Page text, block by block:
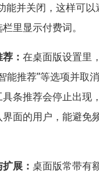
能并关闭，这样可
里显示付费词。
： 在桌面版设置里
能推荐”等选项并取
条推荐会停止出现
面的用户，能避免
展： 桌面版常带有